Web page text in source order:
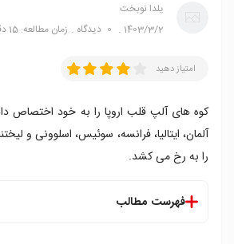
یلدا نوبخت
1403/3/2
0 دیدگاه زمان مطالعه: 15 دقیقه
امتیاز دهید
کوه های آلپ قلب اروپا را به خود اختصاص
آلمان، ایتالیا، فرانسه، سوئیس، اسلوونی و
را به رخ می کشد.
فهرست مطالب